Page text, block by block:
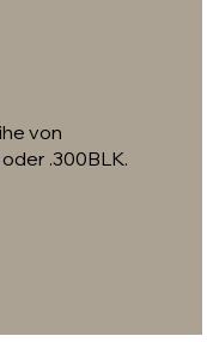
von
.300BLK.